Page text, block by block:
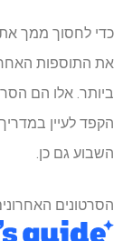
כדי לחסוך ממך את
את התוספות
ביותר. אלו הם
הקפד לעיין
השבוע גם כן.
הסרטונים